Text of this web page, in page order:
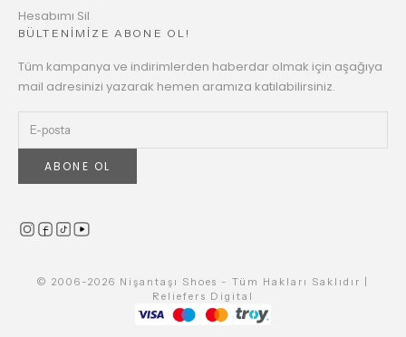
Hesabımı Sil
BÜLTENİMİZE ABONE OL!
Tüm kampanya ve indirimlerden haberdar olmak için aşağıya
mail adresinizi yazarak hemen aramıza katılabilirsiniz.
ABONE OL
© 2006-2026 Nişantaşı Shoes - Tüm Hakları Saklıdır |
Reliefers Digital